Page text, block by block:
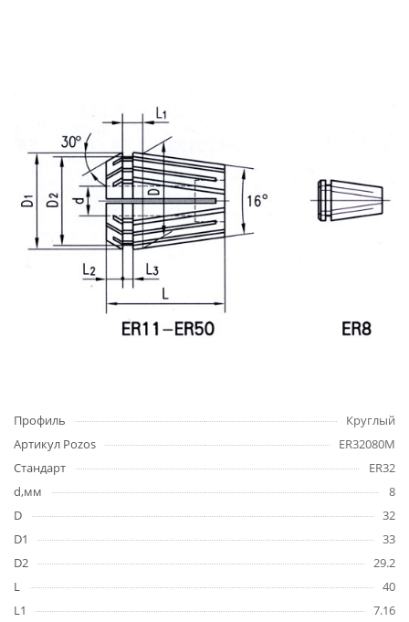
Профиль
Круглый
Артикул Pozos
ER32080M
Стандарт
ER32
d,мм
8
D
32
D1
33
D2
29.2
L
40
L1
7.16